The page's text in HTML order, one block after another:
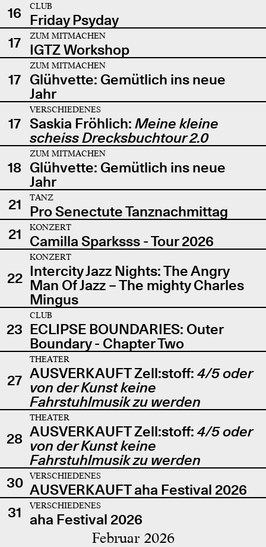
16
CLUB
Friday Psyday
17
ZUM MITMACHEN
IGTZ Workshop
17
ZUM MITMACHEN
Glühvette: Gemütlich ins neue
Jahr
17
VERSCHIEDENES
Saskia Fröhlich: Meine kleine
scheiss Drecksbuchtour 2.0
18
ZUM MITMACHEN
Glühvette: Gemütlich ins neue
Jahr
21
TANZ
Pro Senectute Tanznachmittag
21
KONZERT
Camilla Sparksss - Tour 2026
22
KONZERT
Intercity Jazz Nights: The Angry
Man Of Jazz – The mighty Charles
Mingus
23
CLUB
ECLIPSE BOUNDARIES: Outer
Boundary - Chapter Two
27
THEATER
AUSVERKAUFT Zell:stoff: 4/5 oder
von der Kunst keine
Fahrstuhlmusik zu werden
28
THEATER
AUSVERKAUFT Zell:stoff: 4/5 oder
von der Kunst keine
Fahrstuhlmusik zu werden
30
VERSCHIEDENES
AUSVERKAUFT aha Festival 2026
31
VERSCHIEDENES
aha Festival 2026
Februar 2026